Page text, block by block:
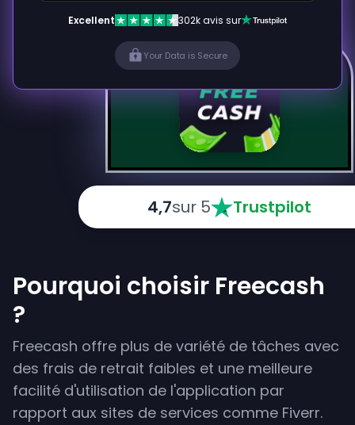
4,7sur 5 Trustpilot
Excellent 302k avis sur
Your Data is Secure
Pourquoi choisir Freecash
?
Freecash offre plus de variété de tâches avec
des frais de retrait faibles et une meilleure
facilité d'utilisation de l'application par
rapport aux sites de services comme Fiverr.